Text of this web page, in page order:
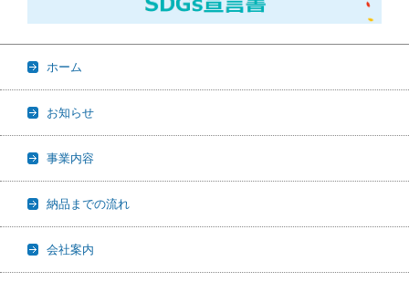
ホーム
お知らせ
事業内容
納品までの流れ
会社案内